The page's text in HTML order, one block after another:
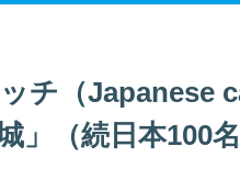
チ（Japanese
」（続日本100